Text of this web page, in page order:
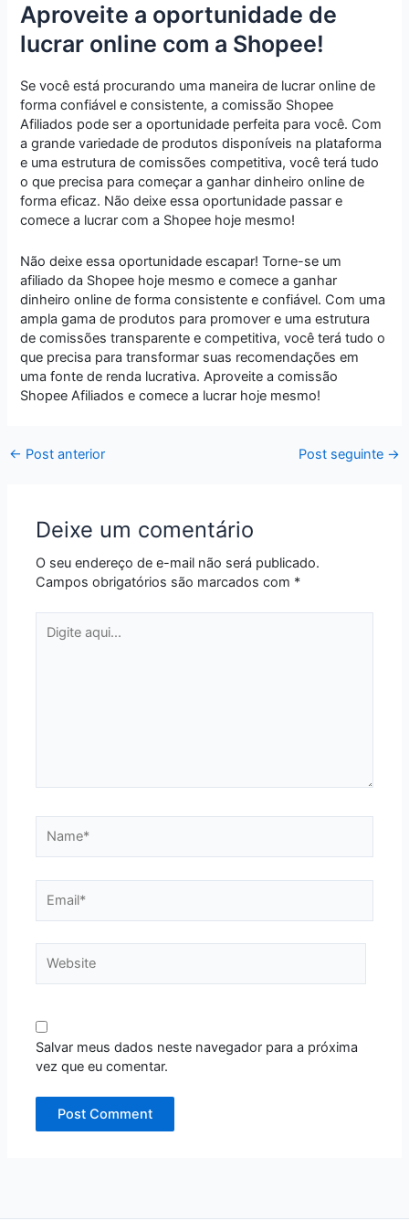
Aproveite a oportunidade de
lucrar online com a Shopee!
Se você está procurando uma maneira de lucrar online de
forma confiável e consistente, a comissão Shopee
Afiliados pode ser a oportunidade perfeita para você. Com
a grande variedade de produtos disponíveis na plataforma
e uma estrutura de comissões competitiva, você terá tudo
o que precisa para começar a ganhar dinheiro online de
forma eficaz. Não deixe essa oportunidade passar e
comece a lucrar com a Shopee hoje mesmo!
Não deixe essa oportunidade escapar! Torne-se um
afiliado da Shopee hoje mesmo e comece a ganhar
dinheiro online de forma consistente e confiável. Com uma
ampla gama de produtos para promover e uma estrutura
de comissões transparente e competitiva, você terá tudo o
que precisa para transformar suas recomendações em
uma fonte de renda lucrativa. Aproveite a comissão
Shopee Afiliados e comece a lucrar hoje mesmo!
← Post anterior Post seguinte →
Deixe um comentário
O seu endereço de e-mail não será publicado.
Campos obrigatórios são marcados com *
aqui...
Salvar meus dados neste navegador para a próxima
vez que eu comentar.